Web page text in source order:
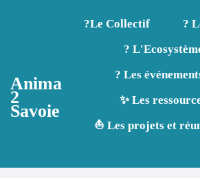
Aller au contenu principal
Anima
2
Savoie
?️Le Collectif
?
?
? Les
✨ Les
⛵ Les projets et